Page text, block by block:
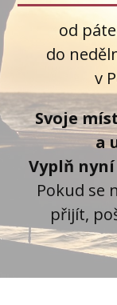
od
do
v
Svoje
a
Vyplň
Pokud se
přijít,